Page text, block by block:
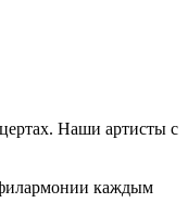
Наши артисты с
филармонии каждым